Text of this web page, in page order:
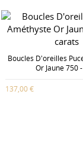
Boucles D'oreilles
Or Jaune 750
137,00 €